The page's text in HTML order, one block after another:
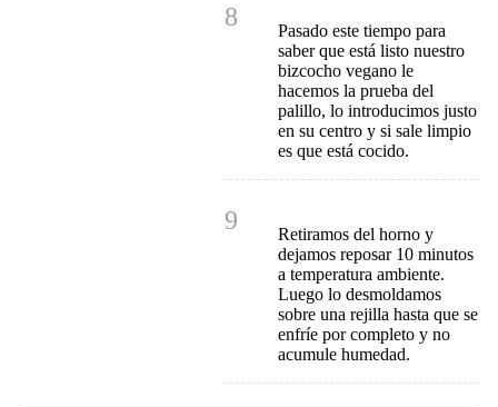
8
Pasado este tiempo para
saber que está listo nuestro
bizcocho vegano le
hacemos la prueba del
palillo, lo introducimos justo
en su centro y si sale limpio
es que está cocido.
9
Retiramos del horno y
dejamos reposar 10 minutos
a temperatura ambiente.
Luego lo desmoldamos
sobre una rejilla hasta que se
enfríe por completo y no
acumule humedad.